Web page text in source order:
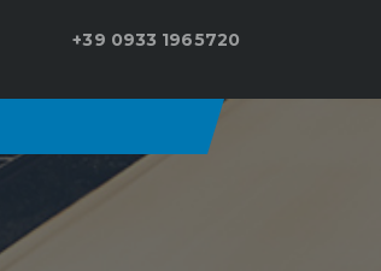
+39 0933 1965720